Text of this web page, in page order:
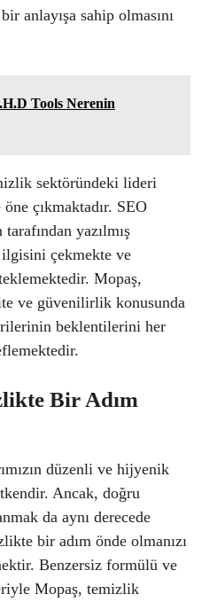
anlayışa sahip olmasını
Tools Nerenin
sektöründeki lideri
çıkmaktadır. SEO
yazılmış
çekmekte ve
Mopaş,
ve güvenilirlik konusunda
beklentilerini her
Bir Adım
düzenli ve hijyenik
Ancak, doğru
da aynı derecede
bir adım önde olmanızı
Benzersiz formülü ve
Mopaş, temizlik